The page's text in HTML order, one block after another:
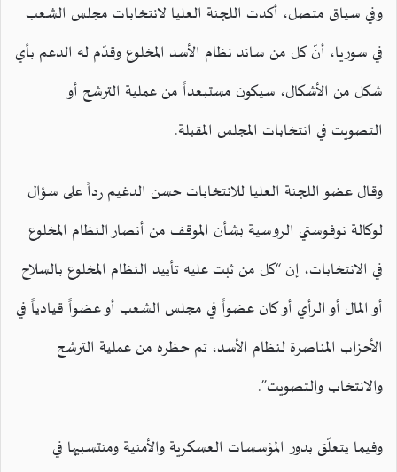
وفي سياق متصل، أكدت اللجنة العليا لانتخابات مجلس الشعب
في سوريا، أنّ كل من ساند نظام الأسد المخلوع وقدّم له الدعم بأي
شكل من الأشكال، سيكون مستبعداً من عملية الترشح أو
التصويت في انتخابات المجلس المقبلة.
وقال عضو اللجنة العليا للانتخابات حسن الدغيم رداً على سؤال
لوكالة نوفوستي الروسية بشأن الموقف من أنصار النظام المخلوع
في الانتخابات، إن “كل من ثبت عليه تأييد النظام المخلوع بالسلاح
أو المال أو الرأي أو كان عضواً في مجلس الشعب أو عضواً قيادياً في
الأحزاب المناصرة لنظام الأسد، تم حظره من عملية الترشح
والانتخاب والتصويت”.
وفيما يتعلّق بدور المؤسسات العسكرية والأمنية ومنتسبيها في